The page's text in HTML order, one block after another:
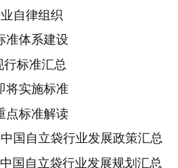
自律组织
准体系建设
行标准汇总
将实施标准
点标准解读
国自立袋行业发展政策汇总
国自立袋行业发展规划汇总